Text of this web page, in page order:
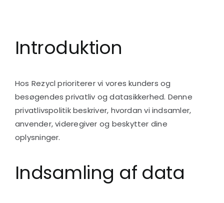
Introduktion
Hos Rezycl prioriterer vi vores kunders og
besøgendes privatliv og datasikkerhed. Denne
privatlivspolitik beskriver, hvordan vi indsamler,
anvender, videregiver og beskytter dine
oplysninger.
Indsamling af data